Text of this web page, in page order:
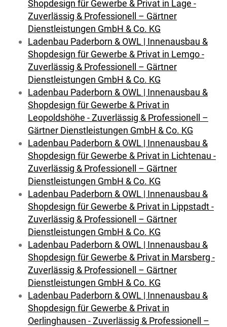
Shopdesign für Gewerbe & Privat in Lage -
Zuverlässig & Professionell – Gärtner
Dienstleistungen GmbH & Co. KG
Ladenbau Paderborn & OWL | Innenausbau &
Shopdesign für Gewerbe & Privat in Lemgo -
Zuverlässig & Professionell – Gärtner
Dienstleistungen GmbH & Co. KG
Ladenbau Paderborn & OWL | Innenausbau &
Shopdesign für Gewerbe & Privat in
Leopoldshöhe - Zuverlässig & Professionell –
Gärtner Dienstleistungen GmbH & Co. KG
Ladenbau Paderborn & OWL | Innenausbau &
Shopdesign für Gewerbe & Privat in Lichtenau -
Zuverlässig & Professionell – Gärtner
Dienstleistungen GmbH & Co. KG
Ladenbau Paderborn & OWL | Innenausbau &
Shopdesign für Gewerbe & Privat in Lippstadt -
Zuverlässig & Professionell – Gärtner
Dienstleistungen GmbH & Co. KG
Ladenbau Paderborn & OWL | Innenausbau &
Shopdesign für Gewerbe & Privat in Marsberg -
Zuverlässig & Professionell – Gärtner
Dienstleistungen GmbH & Co. KG
Ladenbau Paderborn & OWL | Innenausbau &
Shopdesign für Gewerbe & Privat in
Oerlinghausen - Zuverlässig & Professionell –